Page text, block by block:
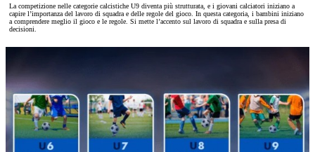
La competizione nelle categorie calcistiche U9 diventa più strutturata, e i giovani calciatori iniziano a
capire l’importanza del lavoro di squadra e delle regole del gioco. In questa categoria, i bambini iniziano
a comprendere meglio il gioco e le regole. Si mette l’accento sul lavoro di squadra e sulla presa di
decisioni.